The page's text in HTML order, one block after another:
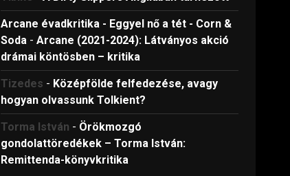
Arcane évadkritika - Eggyel nő a tét - Corn &
Soda -Arcane (2021-2024): Látványos akció
drámai köntösben – kritika
Tizedes - Középfölde felfedezése, avagy
hogyan olvassunk Tolkient?
Torma István - Örökmozgó
gondolattöredékek – Torma István:
Remittenda-könyvkritika